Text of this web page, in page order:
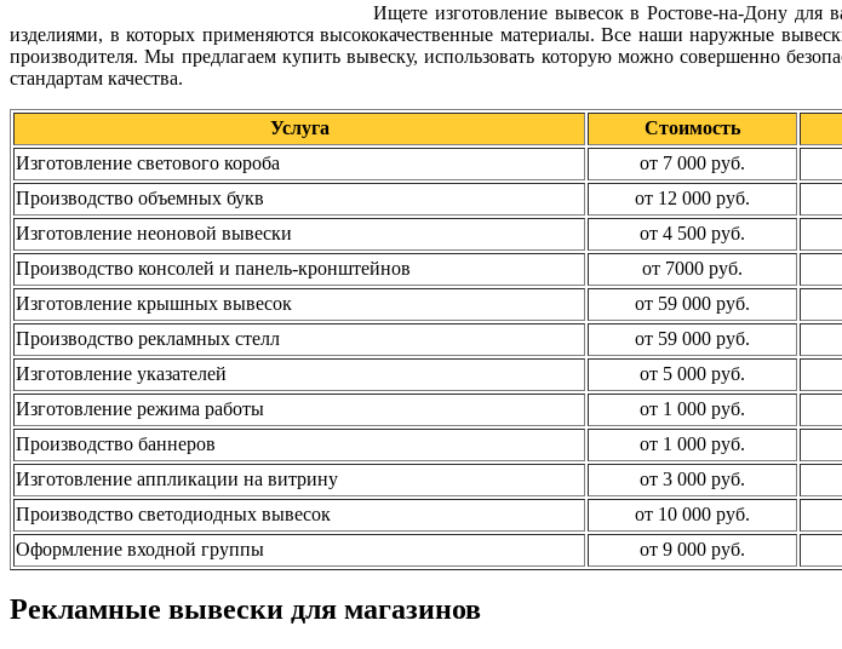
Ищете изготовление вывесок в Ростове-на-Дону
изделиями, в которых применяются высококачественные материалы. Все наши наружные
производителя. Мы предлагаем купить вывеску, использовать которую можно совершенно
стандартам качества.
Услуга Стоимость
Изготовление светового короба
от 7 000 руб.
Производство объемных букв
от 12 000 руб.
Изготовление неоновой вывески
от 4 500 руб.
Производство консолей и панель-кронштейнов
от 7000 руб.
Изготовление крышных вывесок
от 59 000 руб.
Производство рекламных стелл
от 59 000 руб.
Изготовление указателей
от 5 000 руб.
Изготовление режима работы
от 1 000 руб.
Производство баннеров
от 1 000 руб.
Изготовление аппликации на витрину
от 3 000 руб.
Производство светодиодных вывесок
от 10 000 руб.
Оформление входной группы
от 9 000 руб.
Рекламные вывески для магазинов